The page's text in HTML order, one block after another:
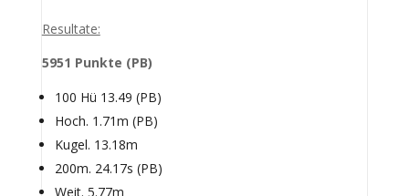
Resultate:
5951 Punkte (PB)
100 Hü 13.49 (PB)
Hoch. 1.71m (PB)
Kugel. 13.18m
200m. 24.17s (PB)
Weit. 5.77m